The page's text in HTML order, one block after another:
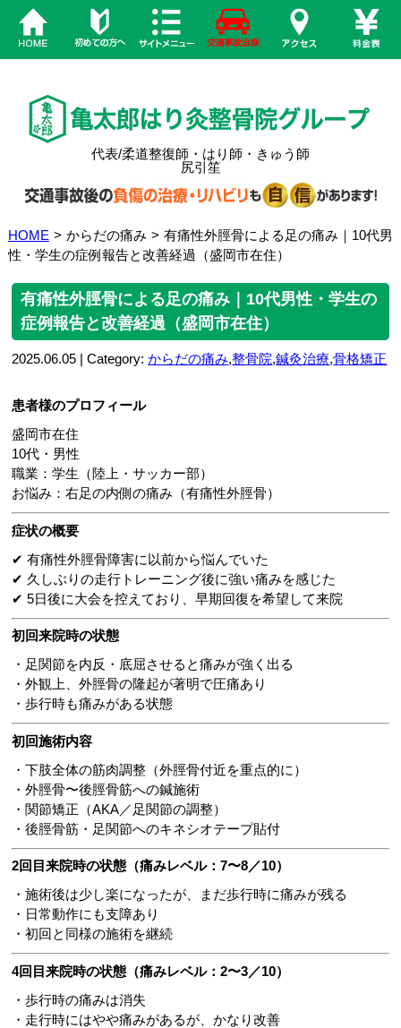
代表/柔道整復師・はり師・きゅう師
尻引笙
HOME > からだの痛み > 有痛性外脛骨による足の痛み｜10代男
性・学生の症例報告と改善経過（盛岡市在住）
有痛性外脛骨による足の痛み｜10代男性・学生の
症例報告と改善経過（盛岡市在住）
2025.06.05 | Category:からだの痛み,整骨院,鍼灸治療,骨格矯正
患者様のプロフィール
盛岡市在住
10代・男性
職業：学生（陸上・サッカー部）
お悩み：右足の内側の痛み（有痛性外脛骨）
症状の概要
✔ 有痛性外脛骨障害に以前から悩んでいた
✔ 久しぶりの走行トレーニング後に強い痛みを感じた
✔ 5日後に大会を控えており、早期回復を希望して来院
初回来院時の状態
・足関節を内反・底屈させると痛みが強く出る
・外観上、外脛骨の隆起が著明で圧痛あり
・歩行時も痛みがある状態
初回施術内容
・下肢全体の筋肉調整（外脛骨付近を重点的に）
・外脛骨〜後脛骨筋への鍼施術
・関節矯正（AKA／足関節の調整）
・後脛骨筋・足関節へのキネシオテープ貼付
2回目来院時の状態（痛みレベル：7〜8／10）
・施術後は少し楽になったが、まだ歩行時に痛みが残る
・日常動作にも支障あり
・初回と同様の施術を継続
4回目来院時の状態（痛みレベル：2〜3／10）
・歩行時の痛みは消失
・走行時にはやや痛みがあるが、かなり改善